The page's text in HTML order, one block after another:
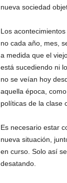
nueva sociedad
Los
no cada año, mes,
a medida que el
está sucediendo ni
no se veían hoy
aquella época,
políticas de la clase
Es necesario estar
nueva situación,
en curso. Solo así
desatando.